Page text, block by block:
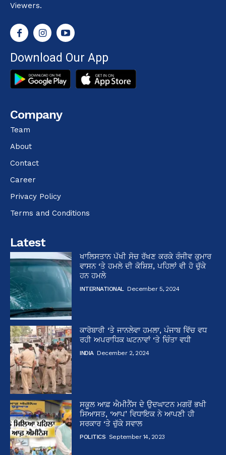
Viewers.
Download Our App
Company
Team
About
Contact
Career
Privacy Policy
Terms and Conditions
Latest
ਖਾਲਿਸਤਾਨ ਪੱਖੀ ਸੋਚ ਰੱਖਣ ਕਰਕੇ ਰੰਜੀਵ ਕੁਮਾਰ
ਵਾਸਨ ‘ਤੇ ਹਮਲੇ ਦੀ ਕੋਸ਼ਿਸ਼, ਪਹਿਲਾਂ ਵੀ ਹੋ ਚੁੱਕੇ
ਹਨ ਹਮਲੇ
INTERNATIONAL December 5, 2024
ਕਾਰੋਬਾਰੀ ‘ਤੇ ਜਾਨਲੇਵਾ ਹਮਲਾ, ਪੰਜਾਬ ਵਿੱਚ ਵਧ
ਰਹੀ ਅਪਰਾਧਿਕ ਘਟਨਾਵਾਂ ‘ਤੇ ਚਿੰਤਾ ਵਧੀ
INDIA December 2, 2024
ਸਕੂਲ ਆਫ਼ ਐਮੀਨੈਂਸ ਦੇ ਉਦਘਾਟਨ ਮਗਰੋਂ ਭਖੀ
ਸਿਆਸਤ, ‘ਆਪ’ ਵਿਧਾਇਕ ਨੇ ਆਪਣੀ ਹੀ
ਸਰਕਾਰ ‘ਤੇ ਚੁੱਕੇ ਸਵਾਲ
POLITICS September 14, 2023